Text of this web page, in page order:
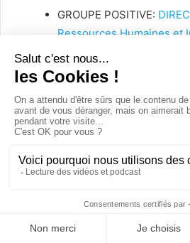
GROUPE POSITIVE:
Ressources Humaines et
LONGCHAMP:
ACCOR:Product Director
F/H/X
RAKUTEN ADVERTISING:
Management EMEA
PAYFIT:Global Director of
Communications
💡 Retrouvez toutes offres